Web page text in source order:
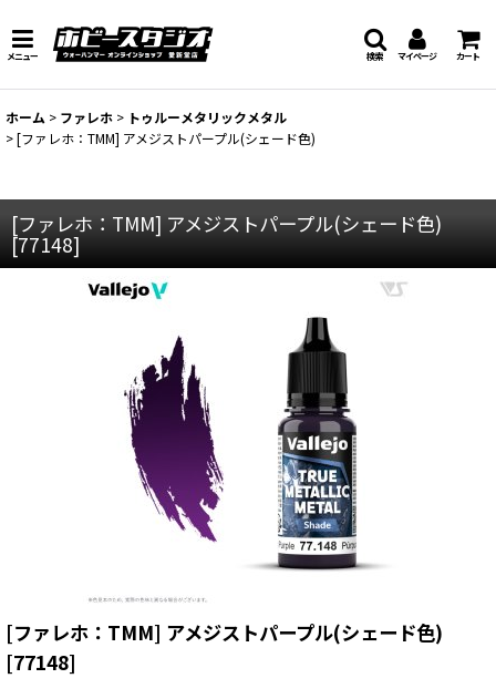
メニュー マイページ カート
検索
ホーム > ファレホ > トゥルーメタリックメタル
>[ファレホ：TMM] アメジストパープル(シェード色)
[ファレホ：TMM] アメジストパープル(シェード色)
[77148]
[ファレホ：TMM] アメジストパープル(シェード色)
[77148]